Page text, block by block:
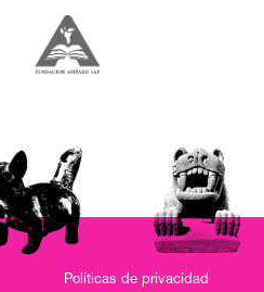
Políticas de privacidad